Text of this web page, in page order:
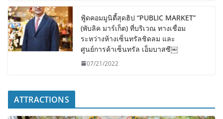
ฟู้ดคอมมูนิตี้สุดฮิป “PUBLIC MARKET”
(พับลิค มาร์เก็ต) ที่บริเวณ ทางเชื่อม
ระหว่างห้างเซ็นทรัลชิดลม และ
ศูนย์การค้าเซ็นทรัล เอ็มบาสซี￼
07/21/2022
ATTRACTIONS